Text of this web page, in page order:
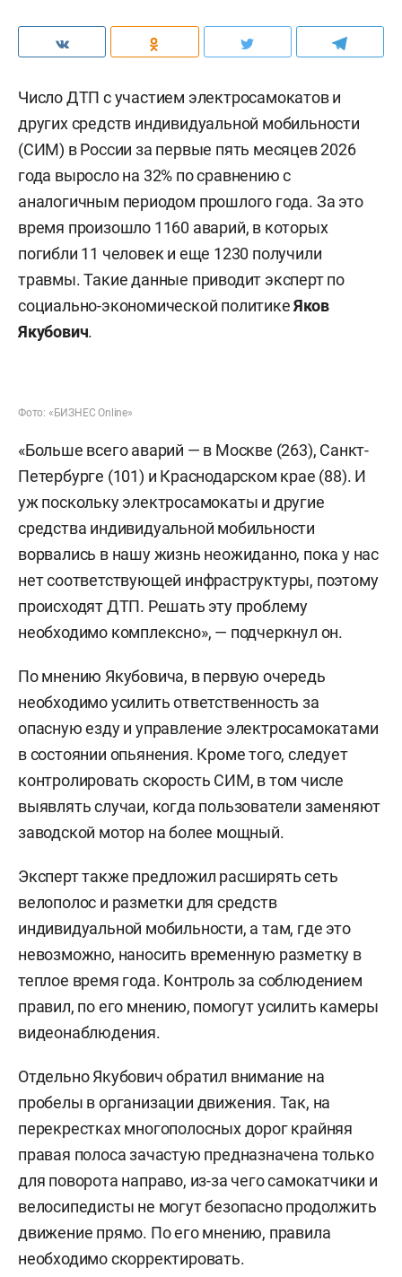
Число ДТП с участием электросамокатов и
других средств индивидуальной мобильности
(СИМ) в России за первые пять месяцев 2026
года выросло на 32% по сравнению с
аналогичным периодом прошлого года. За это
время произошло 1160 аварий, в которых
погибли 11 человек и еще 1230 получили
травмы. Такие данные приводит эксперт по
социально-экономической политикеЯков
Якубович.
Фото: «БИЗНЕС Online»
«Больше всего аварий — в Москве (263), Санкт-
Петербурге (101) и Краснодарском крае (88). И
уж поскольку электросамокаты и другие
средства индивидуальной мобильности
ворвались в нашу жизнь неожиданно, пока у нас
нет соответствующей инфраструктуры, поэтому
происходят ДТП. Решать эту проблему
необходимо комплексно», — подчеркнул он.
По мнению Якубовича, в первую очередь
необходимо усилить ответственность за
опасную езду и управление электросамокатами
в состоянии опьянения. Кроме того, следует
контролировать скорость СИМ, в том числе
выявлять случаи, когда пользователи заменяют
заводской мотор на более мощный.
Эксперт также предложил расширять сеть
велополос и разметки для средств
индивидуальной мобильности, а там, где это
невозможно, наносить временную разметку в
теплое время года. Контроль за соблюдением
правил, по его мнению, помогут усилить камеры
видеонаблюдения.
Отдельно Якубович обратил внимание на
пробелы в организации движения. Так, на
перекрестках многополосных дорог крайняя
правая полоса зачастую предназначена только
для поворота направо, из-за чего самокатчики и
велосипедисты не могут безопасно продолжить
движение прямо. По его мнению, правила
необходимо скорректировать.